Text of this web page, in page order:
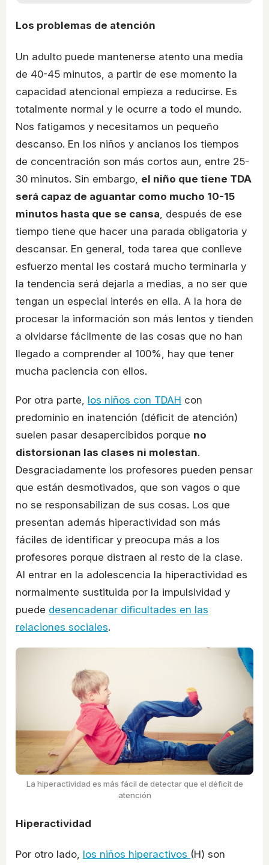
Los problemas de atención
Un adulto puede mantenerse atento una media
de 40-45 minutos, a partir de ese momento la
capacidad atencional empieza a reducirse. Es
totalmente normal y le ocurre a todo el mundo.
Nos fatigamos y necesitamos un pequeño
descanso. En los niños y ancianos los tiempos
de concentración son más cortos aun, entre 25-
30 minutos. Sin embargo, el niño que tiene TDA
será capaz de aguantar como mucho 10-15
minutos hasta que se cansa , después de ese
tiempo tiene que hacer una parada obligatoria y
descansar. En general, toda tarea que conlleve
esfuerzo mental les costará mucho terminarla y
la tendencia será dejarla a medias, a no ser que
tengan un especial interés en ella. A la hora de
procesar la información son más lentos y tienden
a olvidarse fácilmente de las cosas que no han
llegado a comprender al 100%, hay que tener
mucha paciencia con ellos.
Por otra parte, los niños con TDAH con
predominio en inatención (déficit de atención)
suelen pasar desapercibidos porque no
distorsionan las clases ni molestan.
Desgraciadamente los profesores pueden pensar
que están desmotivados, que son vagos o que
no se responsabilizan de sus cosas. Los que
presentan además hiperactividad son más
fáciles de identificar y preocupa más a los
profesores porque distraen al resto de la clase.
Al entrar en la adolescencia la hiperactividad es
normalmente sustituida por la impulsividad y
puede desencadenar dificultades en las
relaciones sociales.
La hiperactividad es más fácil de detectar que el déficit de
atención
Hiperactividad
Por otro lado, los niños hiperactivos (H) son